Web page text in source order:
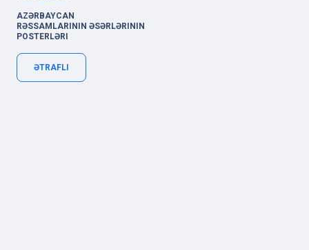
AZƏRBAYCAN
RƏSSAMLARININ ƏSƏRLƏRININ
POSTERLƏRI
ƏTRAFLI